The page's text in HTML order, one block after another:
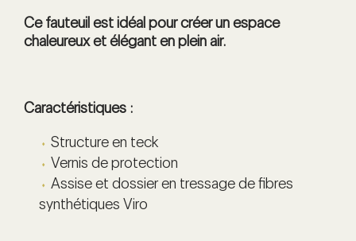
Ce fauteuil est idéal pour créer un espace
chaleureux et élégant en plein air.
Caractéristiques :
Structure en teck
Vernis de protection
Assise et dossier en tressage de fibres
synthétiques Viro